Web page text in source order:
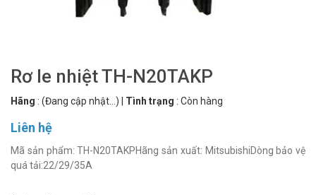
Rơ le nhiệt TH-N20TAKP
Hãng : (Đang cập nhật...) Tình trạng : Còn hàng
Liên hệ
Mã sản phẩm: TH-N20TAKPHãng sản xuất: MitsubishiDòng bảo vệ
quá tải:22/29/35A